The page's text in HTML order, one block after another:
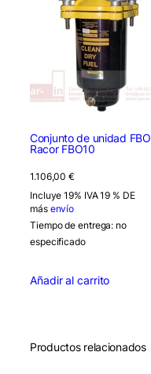
Conjunto de unidad FBO
Racor FBO10
1.106,00€
Incluye 19% IVA 19 % DE
más envío
Tiempo de entrega: no
especificado
Añadir al carrito
Productos relacionados